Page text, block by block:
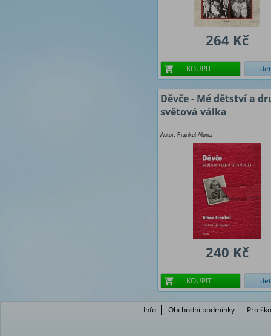
264 Kč
KOUPIT
Děvče - Mé dětství a
světová válka
Autor: Frankel Alona
240 Kč
KOUPIT
Info Obchodní podmínky Pro